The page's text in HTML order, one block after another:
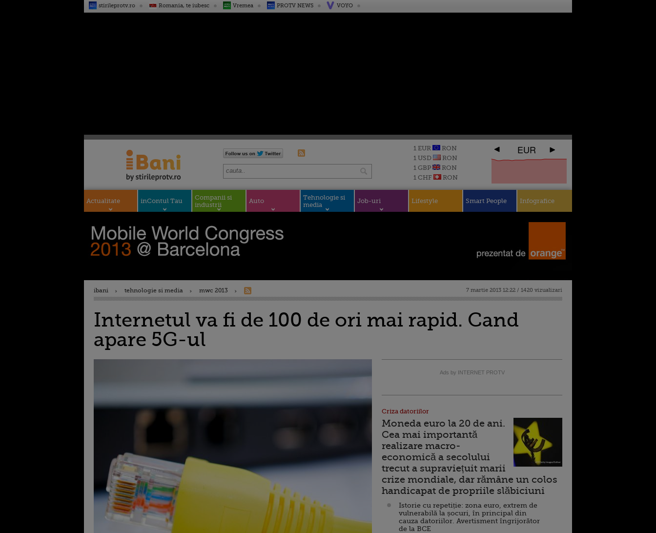
stirileprotv.ro Romania, te iubesc Vremea PROTV NEWS VOYO
1 EUR
RON
1 USD
RON
1 GBP
RON
1 CHF
RON
EUR
Actualitate inContul Tau
Companii si
industrii
Auto
Tehnologie si
media
Job-uri Lifestyle Smart People Infografice
ibani tehnologie si media mwc 2013 7 martie 2013 12:22 / 1420 vizualizari
Internetul va fi de 100 de ori mai rapid. Cand
apare 5G-ul
Ads by INTERNET PROTV
Criza datoriilor
Moneda euro la 20 de ani.
Cea mai importantă
realizare macro-
economică a secolului
trecut a supraviețuit marii
crize mondiale, dar rămâne un colos
handicapat de propriile slăbiciuni
Istorie cu repetiție: zona euro, extrem de
vulnerabilă la șocuri, în principal din
cauza datoriilor. Avertisment îngrijorător
de la BCE